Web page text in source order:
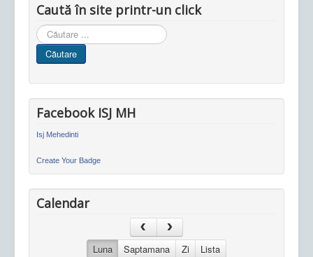
Caută în site printr-un click
Cauta
in
site
Căutare
Facebook ISJ MH
Isj Mehedinti
Create Your Badge
Calendar
Luna Saptamana Zi Lista